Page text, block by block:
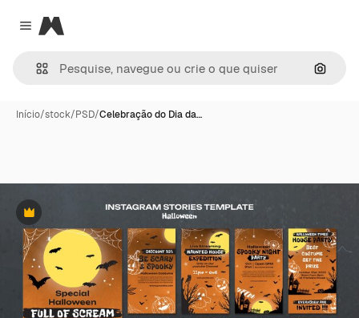
Close menu
Magnific
Início/stock/PSD/Celebração do Dia da…
Premium